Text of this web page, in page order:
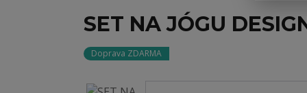
SET NA JÓGU
Doprava ZDARMA